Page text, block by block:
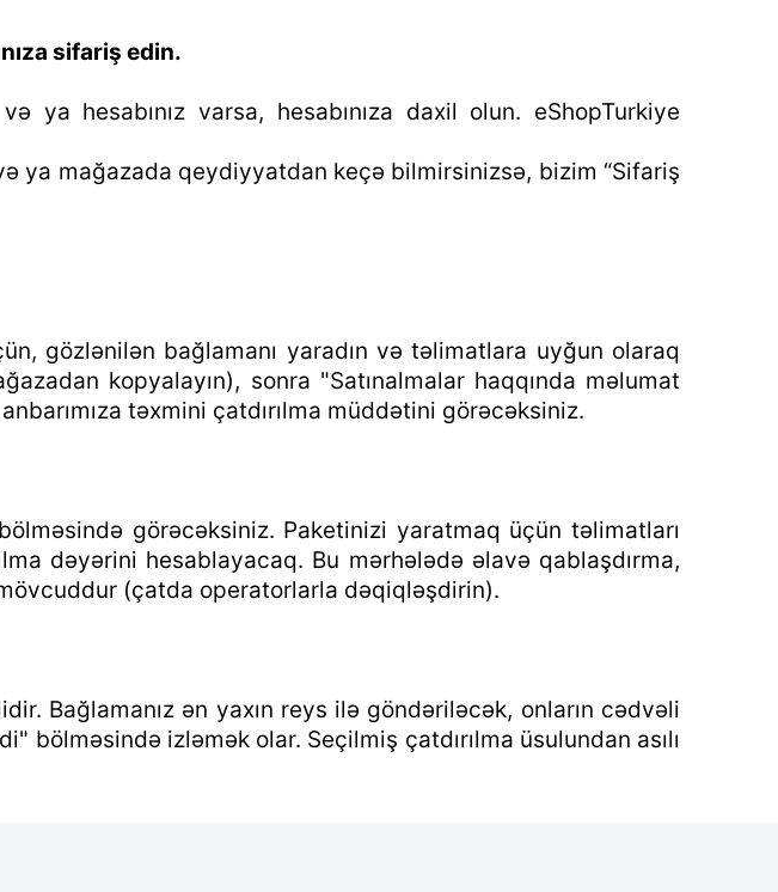
sifariş edin.
hesabınız varsa, hesabınıza daxil olun. eShopTurkiye
ya mağazada qeydiyyatdan keçə bilmirsinizsə, bizim “Sifariş
gözlənilən bağlamanı yaradın və təlimatlara uyğun olaraq
kopyalayın), sonra "Satınalmalar haqqında məlumat
təxmini çatdırılma müddətini görəcəksiniz.
görəcəksiniz. Paketinizi yaratmaq üçün təlimatları
dəyərini hesablayacaq. Bu mərhələdə əlavə qablaşdırma,
(çatda operatorlarla dəqiqləşdirin).
Bağlamanız ən yaxın reys ilə göndəriləcək, onların cədvəli
bölməsində izləmək olar. Seçilmiş çatdırılma üsulundan asılı